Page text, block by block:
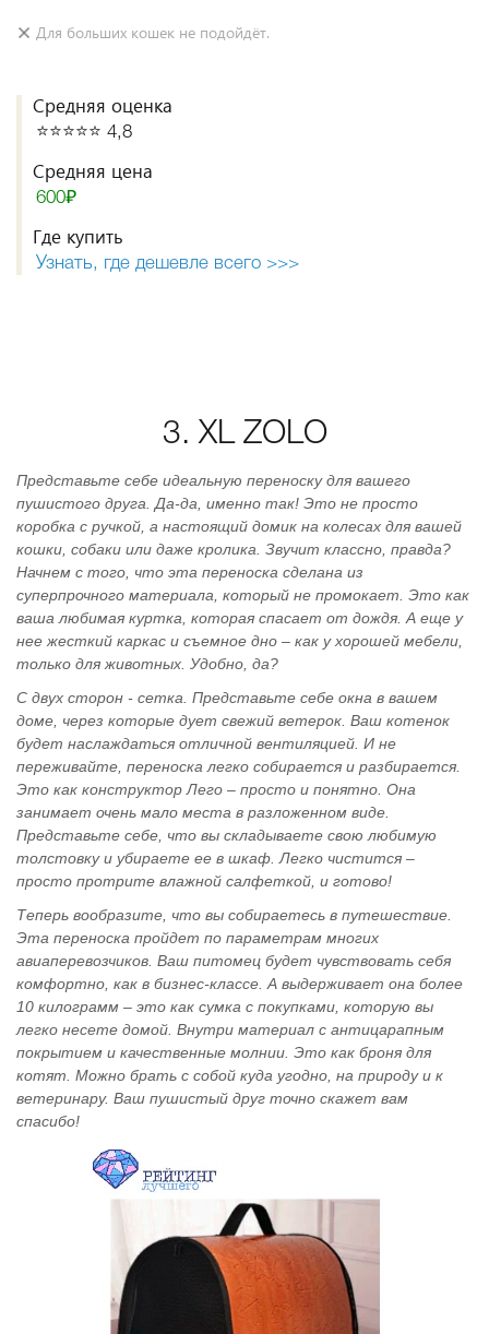
Для больших кошек не подойдёт.
Средняя оценка
⭐️⭐️⭐️⭐️⭐️ 4,8
Средняя цена
600₽
Где купить
Узнать, где дешевле всего >>>
3. XL ZOLO
Представьте себе идеальную переноску для вашего
пушистого друга. Да-да, именно так! Это не просто
коробка с ручкой, а настоящий домик на колесах для вашей
кошки, собаки или даже кролика. Звучит классно, правда?
Начнем с того, что эта переноска сделана из
суперпрочного материала, который не промокает. Это как
ваша любимая куртка, которая спасает от дождя. А еще у
нее жесткий каркас и съемное дно – как у хорошей мебели,
только для животных. Удобно, да?
С двух сторон - сетка. Представьте себе окна в вашем
доме, через которые дует свежий ветерок. Ваш котенок
будет наслаждаться отличной вентиляцией. И не
переживайте, переноска легко собирается и разбирается.
Это как конструктор Лего – просто и понятно. Она
занимает очень мало места в разложенном виде.
Представьте себе, что вы складываете свою любимую
толстовку и убираете ее в шкаф. Легко чистится –
просто протрите влажной салфеткой, и готово!
Теперь вообразите, что вы собираетесь в путешествие.
Эта переноска пройдет по параметрам многих
авиаперевозчиков. Ваш питомец будет чувствовать себя
комфортно, как в бизнес-классе. А выдерживает она более
10 килограмм – это как сумка с покупками, которую вы
легко несете домой. Внутри материал с антицарапным
покрытием и качественные молнии. Это как броня для
котят. Можно брать с собой куда угодно, на природу и к
ветеринару. Ваш пушистый друг точно скажет вам
спасибо!